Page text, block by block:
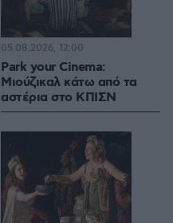
Park your Cinema:
Μιούζικαλ κάτω από τα
αστέρια στο ΚΠΙΣΝ
05.08.2026, 12:00